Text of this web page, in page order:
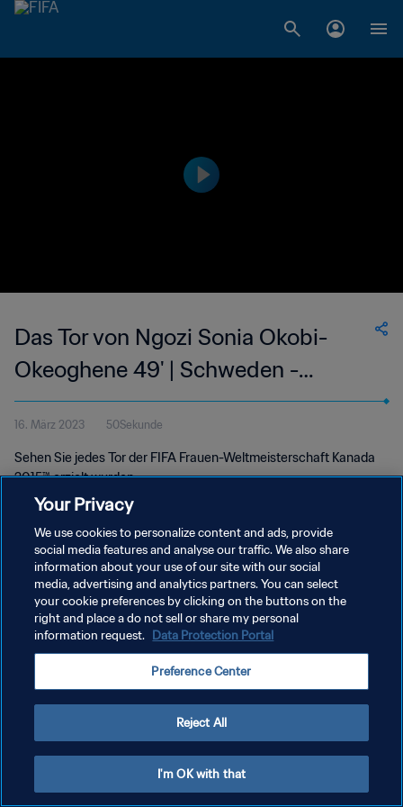
Das Tor von Ngozi Sonia Okobi-
Okeoghene 49' | Schweden -
Nigeria | FIFA Frauen-
Weltmeisterschaft Kanada 2015™
16. März 2023 50Sekunde
Sehen Sie jedes Tor der FIFA Frauen-Weltmeisterschaft Kanada
2015™ erzielt wurden.
DATENSCHUTZ
NUTZUNGSBEDINGUNGEN
COOKIE-EINSTELLUNGEN VERWALTEN
Your Privacy
We use cookies to personalize content and ads, provide
social media features and analyse our traffic. We also share
information about your use of our site with our social
media, advertising and analytics partners. You can select
your cookie preferences by clicking on the buttons on the
right and place a do not sell or share my personal
information request. Data Protection Portal
Preference Center
Reject All
I'm OK with that